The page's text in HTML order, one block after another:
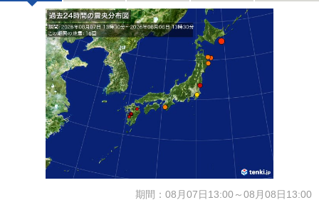
期間：08月07日13:00～08月08日13:00